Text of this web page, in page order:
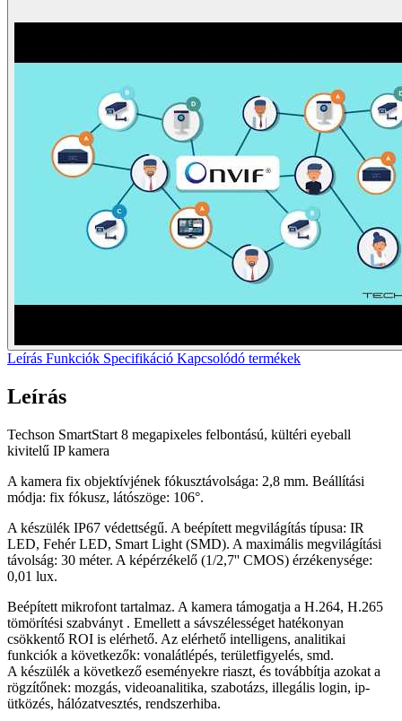
Leírás Funkciók Specifikáció Kapcsolódó termékek
Leírás
Techson SmartStart 8 megapixeles felbontású, kültéri eyeball
kivitelű IP kamera
A kamera fix objektívjének fókusztávolsága: 2,8 mm. Beállítási
módja: fix fókusz, látószöge: 106°.
A készülék IP67 védettségű. A beépített megvilágítás típusa: IR
LED, Fehér LED, Smart Light (SMD). A maximális megvilágítási
távolság: 30 méter. A képérzékelő (1/2,7'' CMOS) érzékenysége:
0,01 lux.
Beépített mikrofont tartalmaz. A kamera támogatja a H.264, H.265
tömörítési szabványt . Emellett a sávszélességet hatékonyan
csökkentő ROI is elérhető. Az elérhető intelligens, analitikai
funkciók a következők: vonalátlépés, területfigyelés, smd.
A készülék a következő eseményekre riaszt, és továbbítja azokat a
rögzítőnek: mozgás, videoanalitika, szabotázs, illegális login, ip-
ütközés, hálózatvesztés, rendszerhiba.